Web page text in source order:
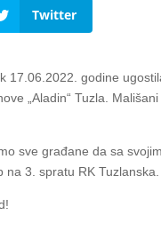
Twitter
17.06.2022. godine
„Aladin“ Tuzla.
sve građane da sa
3. spratu RK Tuzlanska.